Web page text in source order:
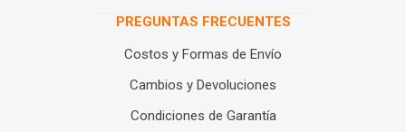
PREGUNTAS FRECUENTES
Costos y Formas de Envío
Cambios y Devoluciones
Condiciones de Garantía